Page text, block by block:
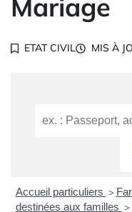
Mariage
ETAT CIVIL MIS À
Accueil particuliers >
destinées aux familles >